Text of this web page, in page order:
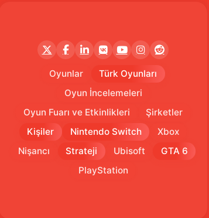
Oyunlar
Türk Oyunları
Oyun İncelemeleri
Oyun Fuarı ve Etkinlikleri
Şirketler
Kişiler
Nintendo Switch
Xbox
Nişancı
Strateji Ubisoft
GTA 6
PlayStation